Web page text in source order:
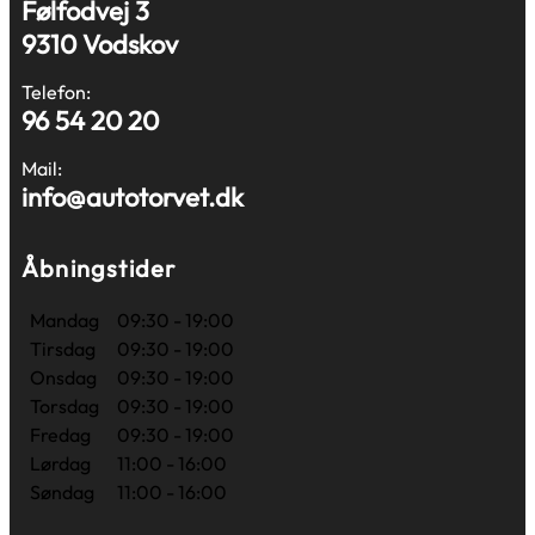
Følfodvej 3
9310 Vodskov
Telefon:
96 54 20 20
Mail:
info@autotorvet.dk
Åbningstider
Mandag
09:30 - 19:00
Tirsdag
09:30 - 19:00
Onsdag
09:30 - 19:00
Torsdag
09:30 - 19:00
Fredag
09:30 - 19:00
Lørdag
11:00 - 16:00
Søndag
11:00 - 16:00